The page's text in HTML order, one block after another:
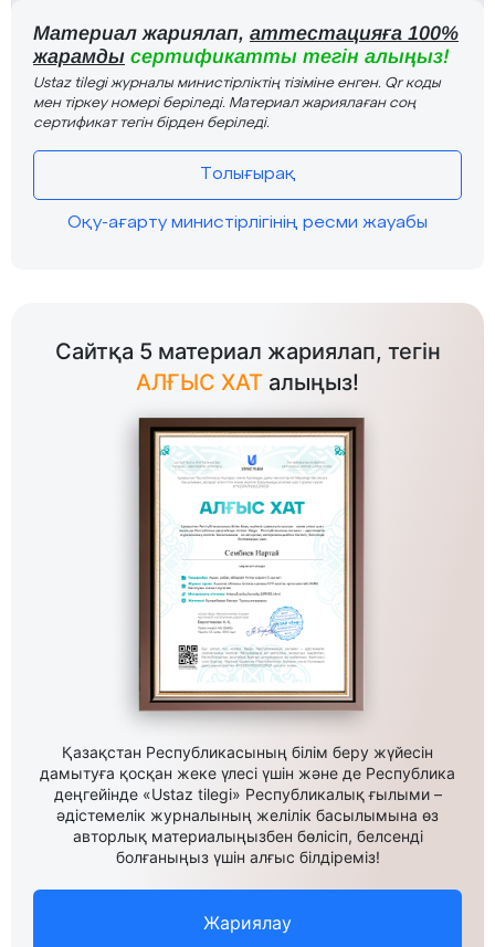
Материал жариялап, аттестацияға 100%
жарамды сертификатты тегін алыңыз!
Ustaz tilegi журналы министірліктің тізіміне енген. Qr коды
мен тіркеу номері беріледі. Материал жариялаған соң
сертификат тегін бірден беріледі.
Толығырақ
Оқу-ағарту министірлігінің ресми жауабы
Сайтқа 5 материал жариялап, тегін
АЛҒЫС ХАТ алыңыз!
Қазақстан Республикасының білім беру жүйесін
дамытуға қосқан жеке үлесі үшін және де Республика
деңгейінде «Ustaz tilegi» Республикалық ғылыми –
әдістемелік журналының желілік басылымына өз
авторлық материалыңызбен бөлісіп, белсенді
болғаныңыз үшін алғыс білдіреміз!
Жариялау